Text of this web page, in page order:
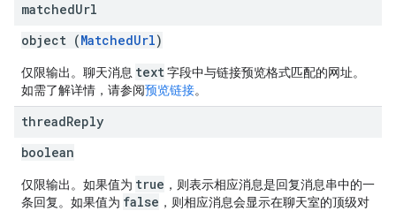
matchedUrl
object (MatchedUrl)
仅限输出。聊天消息 text字段中与链接预览格式匹配的网址。
如需了解详情，请参阅预览链接。
threadReply
boolean
仅限输出。如果值为 true ，则表示相应消息是回复消息串中的一
条回复。如果值为 false ，则相应消息会显示在聊天室的顶级对